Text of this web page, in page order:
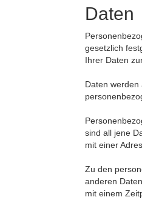
Daten
gesetzlich
Ihrer Daten
Daten
sind all jene
mit einer
Zu den
anderen
mit einem